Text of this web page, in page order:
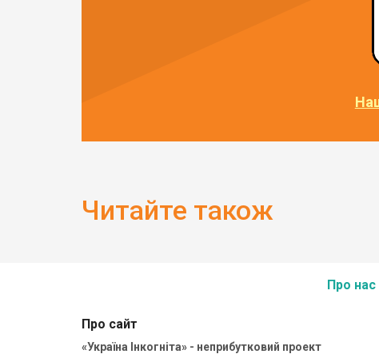
Читайте також
Про нас
Про сайт
«Україна Інкогніта» - неприбутковий проект